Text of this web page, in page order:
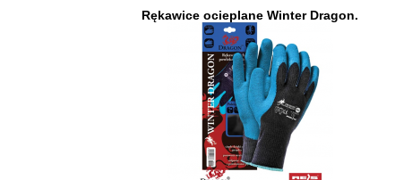
Rękawice ocieplane Winter Dragon.